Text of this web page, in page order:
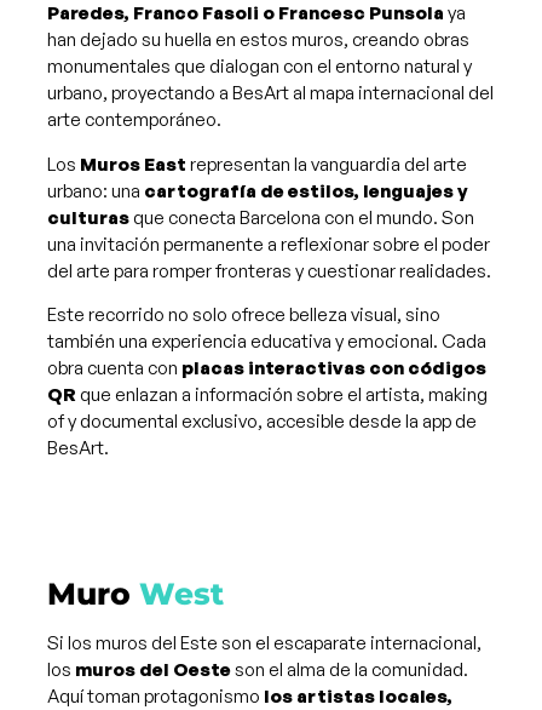
Paredes, Franco Fasoli o Francesc Punsola ya
han dejado su huella en estos muros, creando obras
monumentales que dialogan con el entorno natural y
urbano, proyectando a BesArt al mapa internacional del
arte contemporáneo​.
Los Muros East representan la vanguardia del arte
urbano: una cartografía de estilos, lenguajes y
culturas que conecta Barcelona con el mundo. Son
una invitación permanente a reflexionar sobre el poder
del arte para romper fronteras y cuestionar realidades.
Este recorrido no solo ofrece belleza visual, sino
también una experiencia educativa y emocional. Cada
obra cuenta con placas interactivas con códigos
QR que enlazan a información sobre el artista, making
of y documental exclusivo, accesible desde la app de
BesArt.
Si los muros del Este son el escaparate internacional,
los muros del Oesteson el alma de la comunidad.
Aquí toman protagonismo los artistas locales,
Muro West